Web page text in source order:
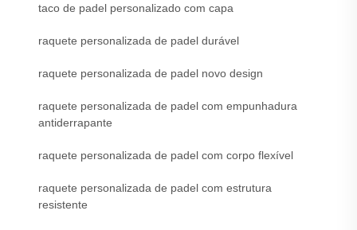
taco de padel personalizado com capa
raquete personalizada de padel durável
raquete personalizada de padel novo design
raquete personalizada de padel com empunhadura
antiderrapante
raquete personalizada de padel com corpo flexível
raquete personalizada de padel com estrutura
resistente